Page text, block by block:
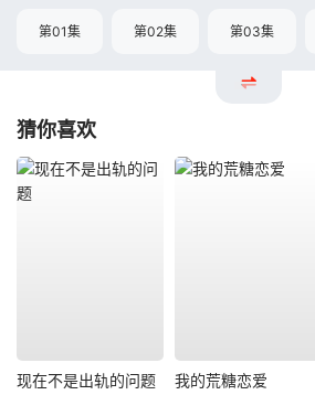
第01集 第02集 第03集
猜你喜欢
现在不是出轨的问题 我的荒糖恋爱